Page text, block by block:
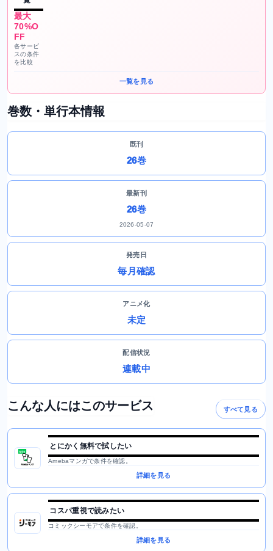
最大
70%O
FF
各サービ
スの条件
を比較
一覧を見る
巻数・単行本情報
既刊
26巻
最新刊
26巻
2026-05-07
発売日
毎月確認
アニメ化
未定
配信状況
連載中
こんな人にはこのサービス すべて見る
とにかく無料で試したい
Amebaマンガで条件を確認。
詳細を見る
コスパ重視で読みたい
コミックシーモアで条件を確認。
詳細を見る